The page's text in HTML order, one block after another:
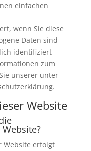
einfachen
wenn Sie diese
Daten sind
identifiziert
zum
unserer unter
Website
Website erfolgt